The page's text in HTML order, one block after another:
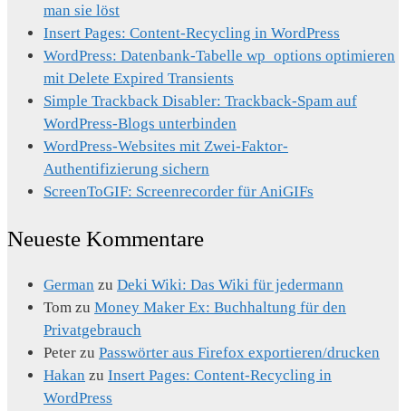
man sie löst
Insert Pages: Content-Recycling in WordPress
WordPress: Datenbank-Tabelle wp_options optimieren
mit Delete Expired Transients
Simple Trackback Disabler: Trackback-Spam auf
WordPress-Blogs unterbinden
WordPress-Websites mit Zwei-Faktor-
Authentifizierung sichern
ScreenToGIF: Screenrecorder für AniGIFs
Neueste Kommentare
German zu Deki Wiki: Das Wiki für jedermann
Tom zu Money Maker Ex: Buchhaltung für den
Privatgebrauch
Peter zu Passwörter aus Firefox exportieren/drucken
Hakan zu Insert Pages: Content-Recycling in
WordPress